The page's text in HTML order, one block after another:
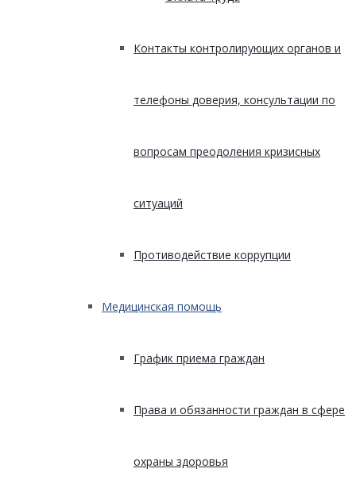
Контакты контролирующих органов и
телефоны доверия, консультации по
вопросам преодоления кризисных
ситуаций
Противодействие коррупции
Медицинская помощь
График приема граждан
Права и обязанности граждан в сфере
охраны здоровья